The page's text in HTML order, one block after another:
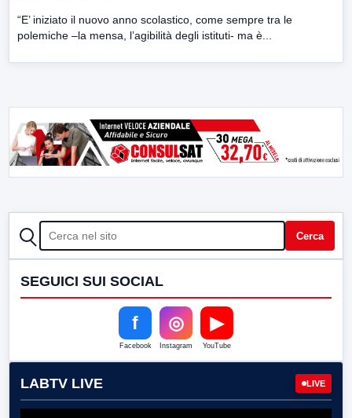
“E’ iniziato il nuovo anno scolastico, come sempre tra le
polemiche –la mensa, l’agibilità degli istituti- ma è...
CERCA Cerca
SEGUICI SUI SOCIAL
f
Facebook
◎
Instagram
▶
YouTube
LABTV LIVE LIVE